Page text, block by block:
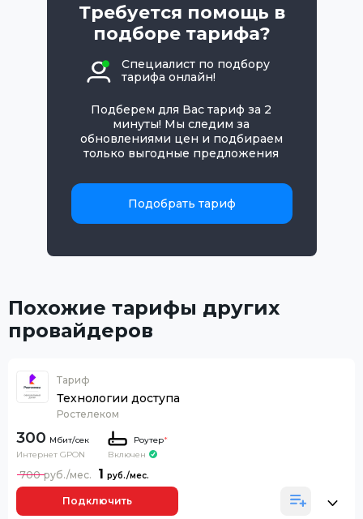
Требуется помощь в
подборе тарифа?
Специалист по подбору
тарифа онлайн!
Подберем для Вас тариф за 2
минуты! Мы следим за
обновлениями цен и подбираем
только выгодные предложения
Подобрать тариф
Похожие тарифы других
провайдеров
Тариф
Технологии доступа
Ростелеком
300
Интернет GPON
Роутер*
Включен
1
700
Подключить